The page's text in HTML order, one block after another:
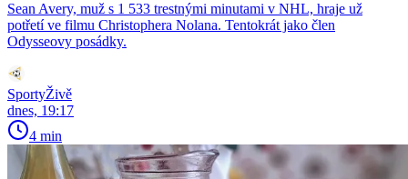
Sean Avery, muž s 1 533 trestnými minutami v NHL, hraje už
potřetí ve filmu Christophera Nolana. Tentokrát jako člen
Odysseovy posádky.
SportyŽivě
dnes, 19:17
4 min